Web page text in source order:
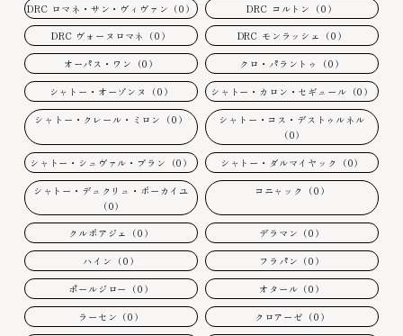
DRC ロマネ・サン・ヴィヴァン（0） DRC コルトン（0）
DRC ヴォーヌロマネ（0） DRC モンラッシェ（0）
オーパス・ワン（0） クロ・パラントゥ（0）
シャトー・オーゾンヌ（0） シャトー・カロン・セギュール（0）
シャトー・クレール・ミロン（0）
シャトー・コス・デストゥルネル
（0）
シャトー・シュヴァル・ブラン（0） シャトー・ダルマイヤック（0）
シャトー・デュクリュ・ボーカイユ
（0）
コニャック（0）
クルボアジェ（0） デラマン（0）
ハイン（0） フラパン（0）
ポールジロー（0） オタール（0）
ラーセン（0） クロアーゼ（0）